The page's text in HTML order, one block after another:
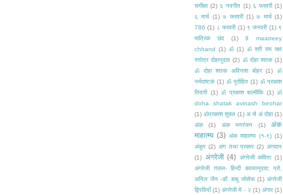
समीक्षा (2) ६ नवगीत (1) ६ फरवरी (1)
६ मार्च (1) ७ फरवरी (1) ७ मार्च (1)
786 (1) ८ फरवरी (1) ९ जनवरी (1) ९
मात्रिक छंद
(1)
9 maatreey
chhand (1) ॐ (1) ॐ श्री राम रक्षा
स्तोत्र दोहानुवाद (2) ॐ दोहा शतक (1)
ॐ दोहा शतक अविनाश बोहर
(1)
ॐ
नर्मदाष्टकं (1) ॐ पुरोहित (1) ॐ प्रकाश
तिवारी (1) ॐ प्रकाश बाल्मीकि (1) ॐ
doha shatak avinash beohar
(1) ॐप्रकाश शुक्ल (1) अ से अं दोहा (1)
अंक
(1) अंक मनरंजन (1)
अंक
माहात्म्य (3) अंक माहात्म्य (१-९) (1)
अंकुर (2) अंग तथा प्रकार (2) अंगदान
(1) अंगरेजी (4) अंगरेजी कविता (1)
अंगरेजी ग़ज़ल- हिन्दी काव्यानुवाद: प्रो.
अनिल जैन -डॉ. बाबु जोसेफ (1) अंगरेजी
द्विपदियाँ (1) अंगरेजी में - २ (1) अंगार (1)